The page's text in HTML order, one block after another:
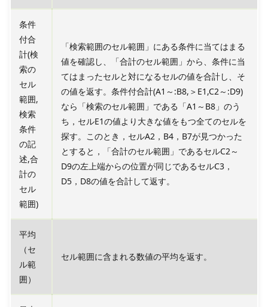
条件
付合
計(検
索の
セル
範囲,
検索
条件
の記
述,合
計の
セル
範囲)
「検索範囲のセル範囲」にある条件に当てはまる
値を確認し、「合計のセル範囲」から、条件に当
てはまったセルと対になるセルの値を合計し、そ
の値を返す。条件付合計(A1～:B8,＞E1,C2～:D9)
なら「検索のセル範囲」である「A1～B8」のう
ち，セルE1の値より大きな値をもつ全てのセルを
探す。このとき，セルA2，B4，B7が見つかった
とすると，「合計のセル範囲」であるセルC2～
D9の左上端からの位置が同じであるセルC3，
D5，D8の値を合計して返す。
平均
（セ
ル範
囲）
セル範囲に含まれる数値の平均を返す。